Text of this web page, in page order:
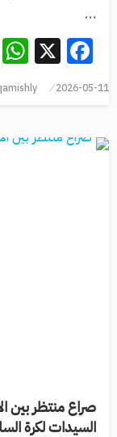
…
X
2026-05-11
صراع منتظر بين
السيدات لكرة